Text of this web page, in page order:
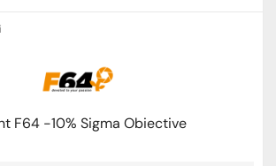
F64 -10% Sigma Obiective